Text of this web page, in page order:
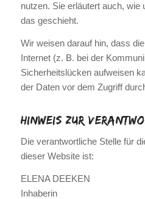
nutzen. Sie erläutert auch,
das geschieht.
Wir weisen darauf hin, dass
Internet (z. B. bei der
Sicherheitslücken aufweisen
der Daten vor dem Zugriff
Hinweis zur
Die verantwortliche Stelle für
dieser Website ist:
ELENA DEEKEN
Inhaberin